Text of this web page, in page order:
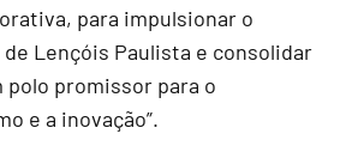
para impulsionar o
Lençóis Paulista e consolidar
polo promissor para o
e a inovação”.